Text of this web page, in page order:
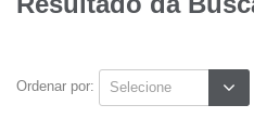
Ordenar por: